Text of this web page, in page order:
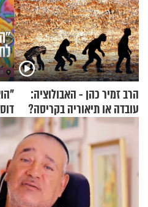
הרב זמיר כהן - האבולוציה:
עובדה או תיאוריה בקריסה?